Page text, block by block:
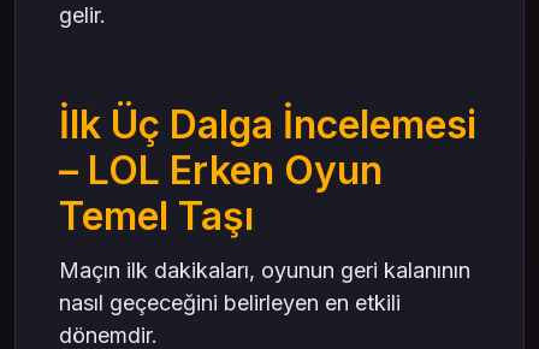
gelir.
İlk Üç Dalga İncelemesi
– LOL Erken Oyun
Temel Taşı
Maçın ilk dakikaları, oyunun geri kalanının
nasıl geçeceğini belirleyen en etkili
dönemdir.